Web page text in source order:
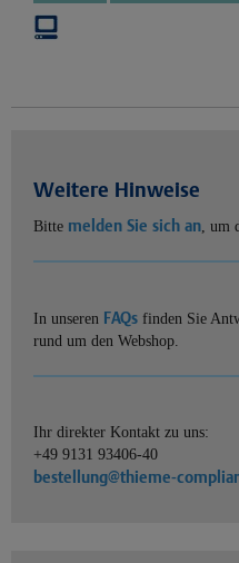
Weitere Hinweise
Bitte melden Sie sich an, um
In unseren FAQs finden Sie
rund um den Webshop.
Ihr direkter Kontakt zu uns:
+49 9131 93406-40
bestellung@thieme-